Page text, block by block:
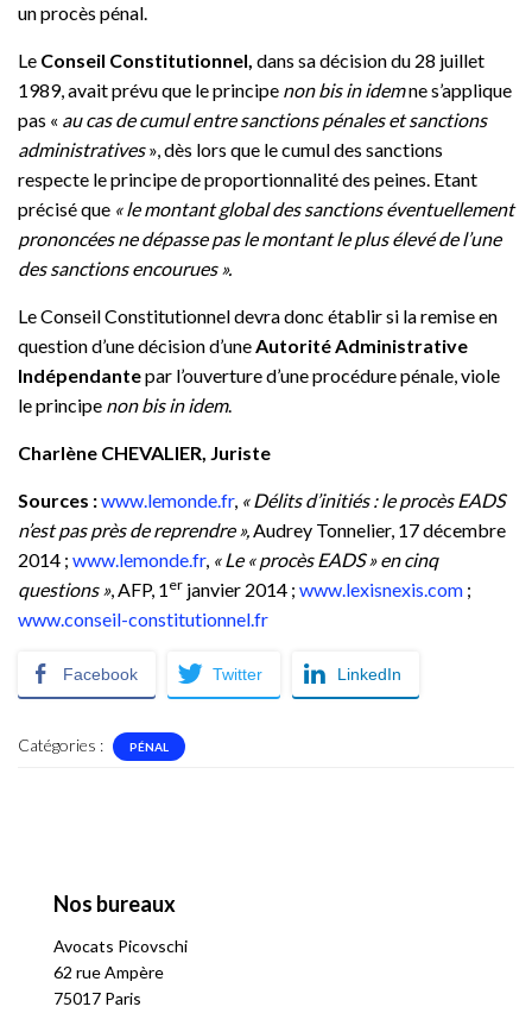
un procès pénal.
Le Conseil Constitutionnel, dans sa décision du 28 juillet
1989, avait prévu que le principe non bis in idemne s’applique
pas « au cas de cumul entre sanctions pénales et sanctions
administratives», dès lors que le cumul des sanctions
respecte le principe de proportionnalité des peines. Etant
précisé que « le montant global des sanctions éventuellement
prononcées ne dépasse pas le montant le plus élevé de l’une
des sanctions encourues ».
Le Conseil Constitutionnel devra donc établir si la remise en
question d’une décision d’uneAutorité Administrative
Indépendantepar l’ouverture d’une procédure pénale, viole
le principe non bis in idem.
Charlène CHEVALIER, Juriste
Sources :www.lemonde.fr, « Délits d’initiés : le procès EADS
n’est pas près de reprendre »,Audrey Tonnelier, 17 décembre
2014 ; www.lemonde.fr, « Le « procès EADS » en cinq
questions », AFP, 1 er janvier 2014 ; www.lexisnexis.com ;
www.conseil-constitutionnel.fr
Facebook Twitter LinkedIn
Catégories : PÉNAL
Nos bureaux
Avocats Picovschi
62 rue Ampère
75017 Paris